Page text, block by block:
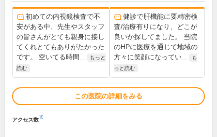
初めての内視鏡検査で不
安がある中、先生やスタッフ
の皆さんがとても親身に接し
てくれとてもありがたかった
です。 空いてる時間...
もっと
読む
健診で肝機能に要精密検
査/治療有りになり、どこが
良いか探してました。 当院
のHPに医療を通じて地域の
方々に笑顔になってい...
も
っと読む
この医院の詳細をみる
アクセス数※